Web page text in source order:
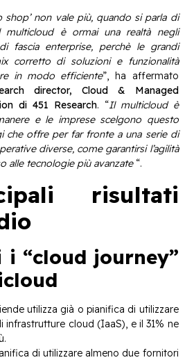
shop’ non vale più, quando si parla di
multicloud è ormai una realtà negli
fascia enterprise, perchè le grandi
corretto di soluzioni e funzionalità
in modo efficiente”, ha affermato
director, Cloud & Managed
di 451 Research. “Il multicloud è
e le imprese scelgono questo
che offre per far fronte a una serie di
diverse, come garantirsi l’agilità
alle tecnologie più avanzate“.
risultati
i “cloud journey”
utilizza già o pianifica di utilizzare
infrastrutture cloud (IaaS), e il 31% ne
di utilizzare almeno due fornitori